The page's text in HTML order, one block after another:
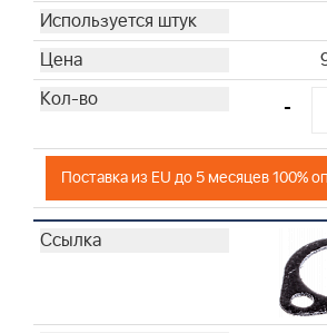
-
Поставка из EU до 5 месяцев 100%